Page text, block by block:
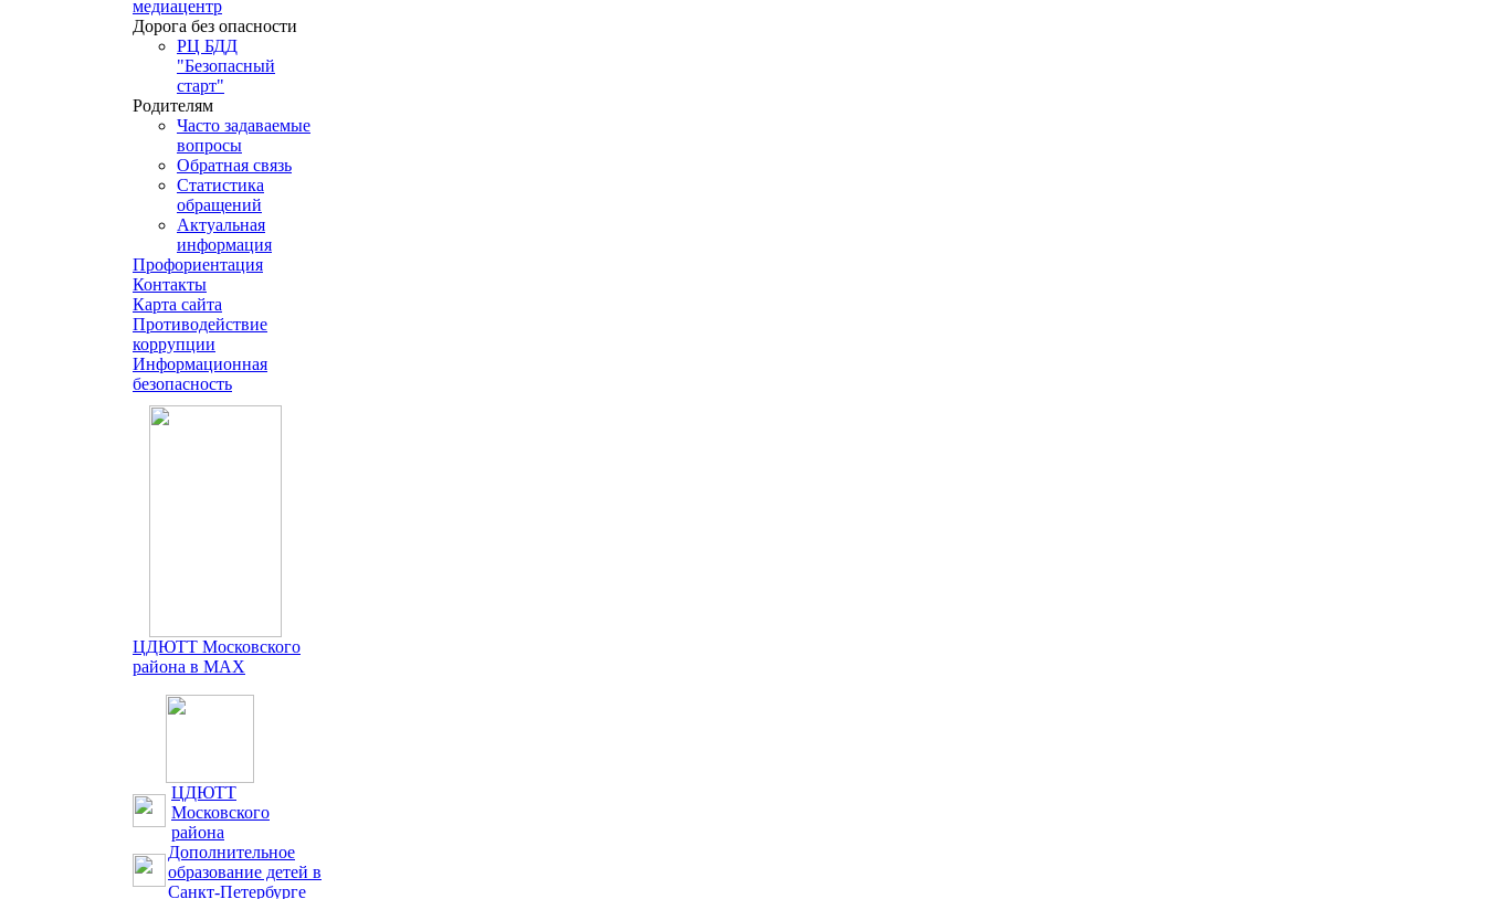
медиацентр
Дорога без опасности
РЦ БДД
"Безопасный
старт"
Родителям
Часто задаваемые
вопросы
Обратная связь
Статистика
обращений
Актуальная
информация
Профориентация
Контакты
Карта сайта
Противодействие
коррупции
Информационная
безопасность
ЦДЮТТ Московского
района в MAX
ЦДЮТТ
Московского
района
Дополнительное
образование детей в
Санкт-Петербурге